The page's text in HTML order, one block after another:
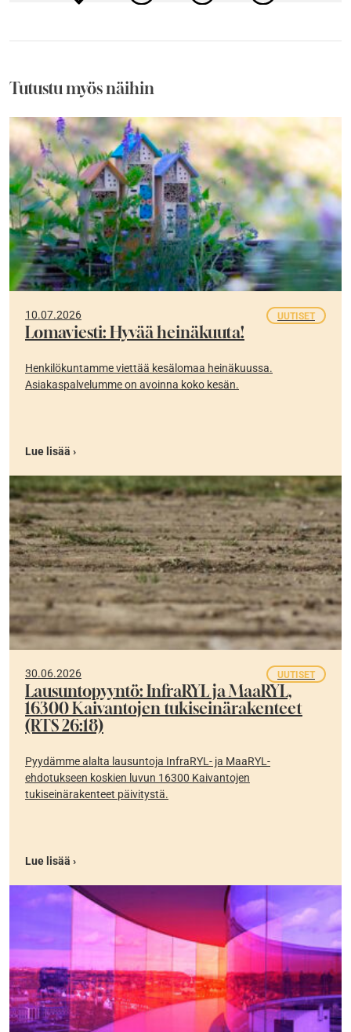
Tutustu myös näihin
10.07.2026 UUTISET
Lomaviesti: Hyvää heinäkuuta!
Henkilökuntamme viettää kesälomaa heinäkuussa.
Asiakaspalvelumme on avoinna koko kesän.
Lue lisää ›
30.06.2026 UUTISET
Lausuntopyyntö: InfraRYL ja MaaRYL,
16300 Kaivantojen tukiseinärakenteet
(RTS 26:18)
Pyydämme alalta lausuntoja InfraRYL- ja MaaRYL-
ehdotukseen koskien luvun 16300 Kaivantojen
tukiseinärakenteet päivitystä.
Lue lisää ›